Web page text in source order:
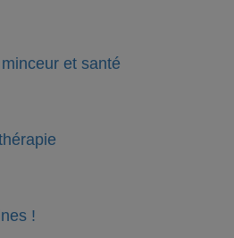
et santé
!